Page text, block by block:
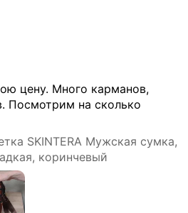
цену. Много карманов,
Посмотрим на сколько
SKINTERA Мужская сумка,
коринчевый